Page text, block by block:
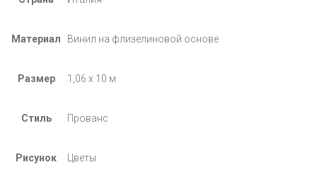
Материал Винил на флизелиновой основе
Размер 1,06 х 10 м
Стиль Прованс
Рисунок Цветы